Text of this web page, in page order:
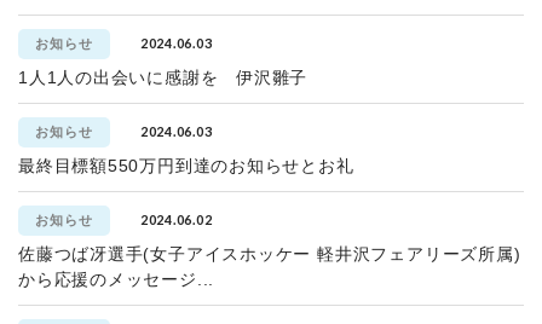
お知らせ 2024.06.03
1人1人の出会いに感謝を 伊沢雛子
お知らせ 2024.06.03
最終目標額550万円到達のお知らせとお礼
お知らせ 2024.06.02
佐藤つば冴選手(女子アイスホッケー 軽井沢フェアリーズ所属)
から応援のメッセージ...